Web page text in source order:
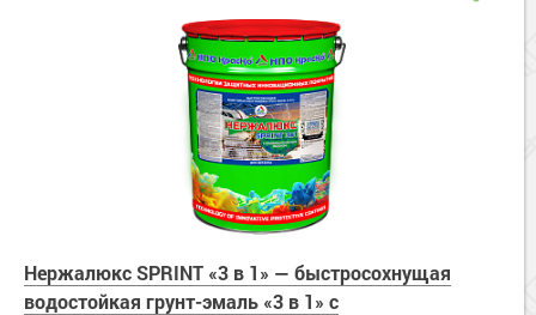
Нержалюкс SPRINT «3 в 1» — быстросохнущая
водостойкая грунт-эмаль «3 в 1» с